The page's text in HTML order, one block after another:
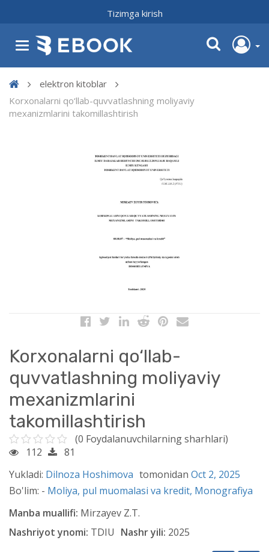
Tizimga kirish
elektron kitoblar
Korxonalarni qo‘llab-quvvatlashning moliyaviy
mexanizmlarini takomillashtirish
Korxonalarni qo‘llab-
quvvatlashning moliyaviy
mexanizmlarini
takomillashtirish
(0 Foydalanuvchilarning sharhlari)
112
81
Yukladi: Dilnoza Hoshimova tomonidan Oct 2, 2025
Bo'lim: - Moliya, pul muomalasi va kredit, Monografiya
Manba muallifi: Mirzayev Z.T.
Nashriyot ynomi: TDIU Nashr yili: 2025